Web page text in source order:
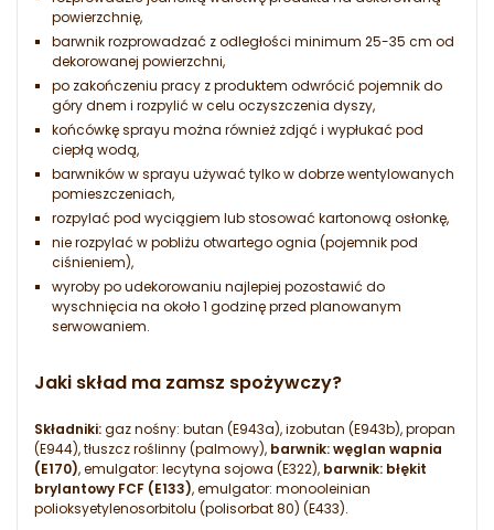
powierzchnię,
barwnik rozprowadzać z odległości minimum 25-35 cm od
dekorowanej powierzchni,
po zakończeniu pracy z produktem odwrócić pojemnik do
góry dnem i rozpylić w celu oczyszczenia dyszy,
końcówkę sprayu można również zdjąć i wypłukać pod
ciepłą wodą,
barwników w sprayu używać tylko w dobrze wentylowanych
pomieszczeniach,
rozpylać pod wyciągiem lub stosować kartonową osłonkę,
nie rozpylać w pobliżu otwartego ognia (pojemnik pod
ciśnieniem),
wyroby po udekorowaniu najlepiej pozostawić do
wyschnięcia na około 1 godzinę przed planowanym
serwowaniem.
Jaki skład ma zamsz spożywczy?
Składniki:gaz nośny: butan (E943a), izobutan (E943b), propan
(E944), tłuszcz roślinny (palmowy), barwnik: węglan wapnia
(E170), emulgator: lecytyna sojowa (E322), barwnik: błękit
brylantowy FCF (E133), emulgator: monooleinian
polioksyetylenosorbitolu (polisorbat 80) (E433).